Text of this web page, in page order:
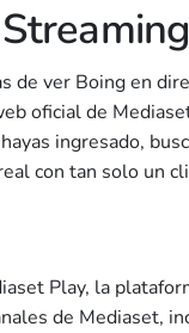
de ver Boing en
oficial de
ingresado,
con tan solo un
Play, la
de Mediaset,